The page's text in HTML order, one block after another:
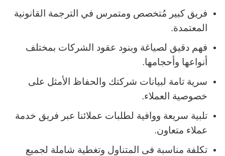
فريق كبير مُتخصص ومتمرس في الترجمة القانونية
المعتمدة.
فهم دقيق لصياغة وبنود عقود الشركات بمختلف
أنواعها وأحجامها.
سرية تامة لبيانات شركتك والحفاظ الأمثل على
خصوصية العملاء.
تلبية سريعة ووافية لطلبات عملائنا عبر فريق خدمة
عملاء متعاون.
تكلفة مناسبة فى المتناول وتغطية شاملة لجميع